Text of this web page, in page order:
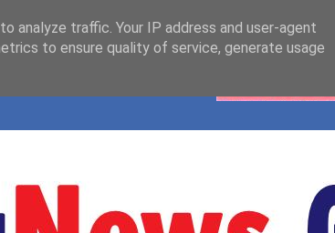
analyze traffic. Your IP address and user-agent
to ensure quality of service, generate usage